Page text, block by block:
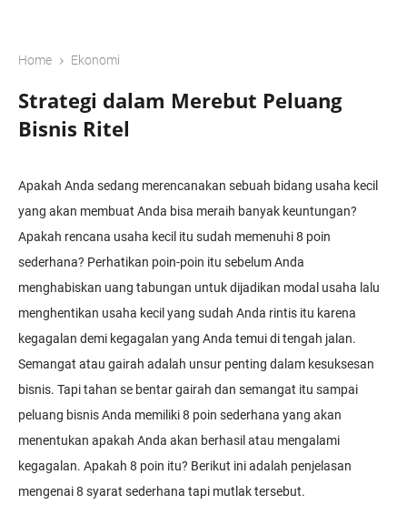
Home › Ekonomi
Strategi dalam Merebut Peluang
Bisnis Ritel
Apakah Anda sedang merencanakan sebuah bidang usaha kecil
yang akan membuat Anda bisa meraih banyak keuntungan?
Apakah rencana usaha kecil itu sudah memenuhi 8 poin
sederhana? Perhatikan poin-poin itu sebelum Anda
menghabiskan uang tabungan untuk dijadikan modal usaha lalu
menghentikan usaha kecil yang sudah Anda rintis itu karena
kegagalan demi kegagalan yang Anda temui di tengah jalan.
Semangat atau gairah adalah unsur penting dalam kesuksesan
bisnis. Tapi tahan se bentar gairah dan semangat itu sampai
peluang bisnis Anda memiliki 8 poin sederhana yang akan
menentukan apakah Anda akan berhasil atau mengalami
kegagalan. Apakah 8 poin itu? Berikut ini adalah penjelasan
mengenai 8 syarat sederhana tapi mutlak tersebut.